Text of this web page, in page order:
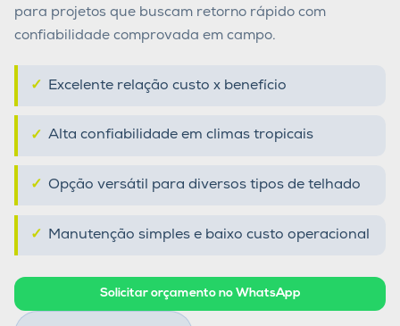
para projetos que buscam retorno rápido com
confiabilidade comprovada em campo.
Excelente relação custo x benefício
Alta confiabilidade em climas tropicais
Opção versátil para diversos tipos de telhado
Manutenção simples e baixo custo operacional
Solicitar orçamento no WhatsApp